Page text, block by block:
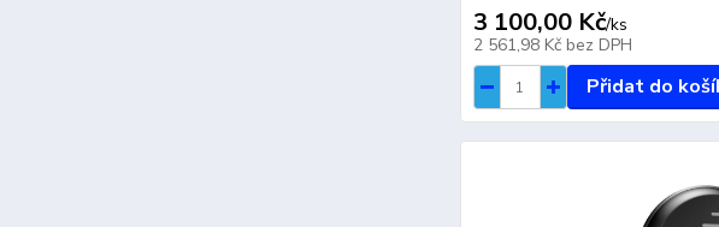
3 100,00 Kč/ks
2 561,98 Kč bez DPH
Přidat do